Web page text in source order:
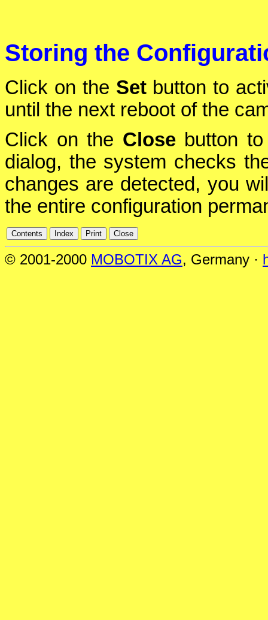
Storing the
Click on the Setbutton to
until the next reboot of the
Click on the Closebutton to
dialog, the system checks
changes are detected, you
the entire configuration
© 2001-2000 MOBOTIX AG, Germany ·